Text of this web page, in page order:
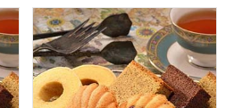
に吹かれて【年間ギフト】[KM10]
神戸スイーツポート 港の風